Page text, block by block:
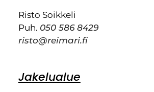
Risto Soikkeli
Puh. 050 586 8429
risto@reimari.fi
Jakelualue